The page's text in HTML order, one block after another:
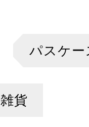
パスケー
雑貨